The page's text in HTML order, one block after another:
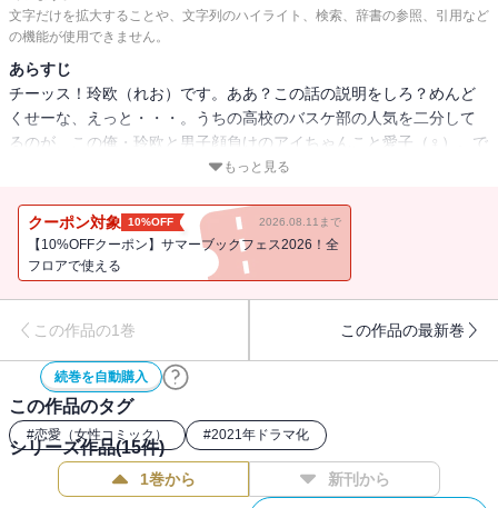
文字だけを拡大することや、文字列のハイライト、検索、辞書の参照、引用など
の機能が使用できません。
あらすじ
チーッス！玲欧（れお）です。ああ？この話の説明をしろ？めんど
くせーな、えっと・・・。うちの高校のバスケ部の人気を二分して
るのが、この俺・玲欧と男子顔負けのアイちゃんこと愛子（♀）。で
も、ラブレターの数もバスケの腕も俺が圧勝なわけ。そんなある
愛いメイドの舞サンに一目ボレ！！ところがカノジョは、あの愛子
だった――！？！？！？続きは・・・あーもう読めばわかるんで！
ていうか自分の恋バナ語るとか、ハズいだろ！！
もっと見る
クーポン対象 10%OFF 2026.08.11まで
【10%OFFクーポン】サマーブックフェス2026！全
フロアで使える
この作品の1巻 この作品の最新巻
続巻を自動購入
この作品のタグ
#恋愛（女性コミック） #2021年ドラマ化
シリーズ作品(15件)
1巻から 新刊から